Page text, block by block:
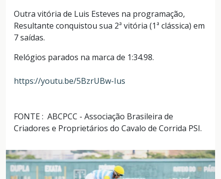
Outra vitória de Luis Esteves na programação,
Resultante conquistou sua 2ª vitória (1ª clássica) em
7 saídas.
Relógios parados na marca de 1:34.98.
https://youtu.be/5BzrUBw-Ius
FONTE : ABCPCC - Associação Brasileira de
Criadores e Proprietários do Cavalo de Corrida PSI.